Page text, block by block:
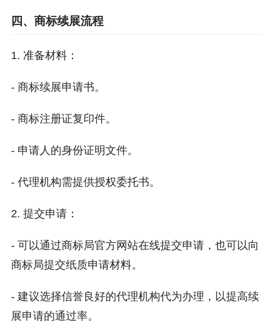
四、商标续展流程
1. 准备材料：
- 商标续展申请书。
- 商标注册证复印件。
- 申请人的身份证明文件。
- 代理机构需提供授权委托书。
2. 提交申请：
- 可以通过商标局官方网站在线提交申请，也可以向
商标局提交纸质申请材料。
- 建议选择信誉良好的代理机构代为办理，以提高续
展申请的通过率。